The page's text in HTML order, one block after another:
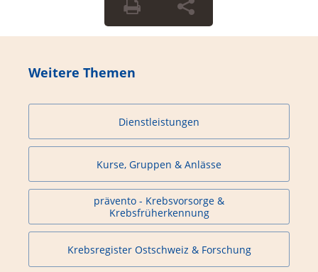
Weitere Themen
Dienstleistungen
Kurse, Gruppen & Anlässe
prävento - Krebsvorsorge &
Krebsfrüherkennung
Krebsregister Ostschweiz & Forschung